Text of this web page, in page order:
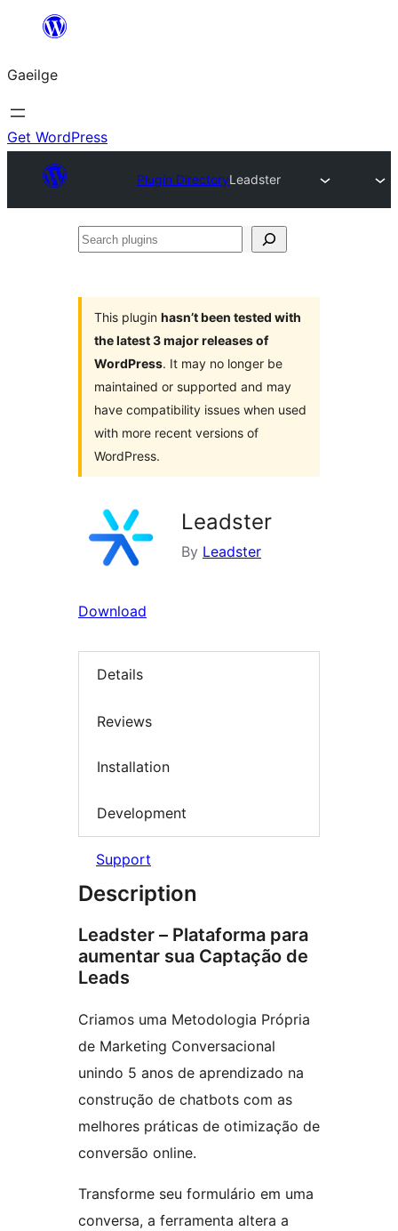
an
ábhar
Gaeilge
Get WordPress
Plugin DirectoryLeadster
Search
This plugin hasn’t been tested with
the latest 3 major releases of
WordPress. It may no longer be
maintained or supported and may
have compatibility issues when used
with more recent versions of
WordPress.
Leadster
By Leadster
Download
Details
Reviews
Installation
Development
Support
Description
Leadster – Plataforma para
aumentar sua Captação de
Leads
Criamos uma Metodologia Própria
de Marketing Conversacional
unindo 5 anos de aprendizado na
construção de chatbots com as
melhores práticas de otimização de
conversão online.
Transforme seu formulário em uma
conversa, a ferramenta altera a